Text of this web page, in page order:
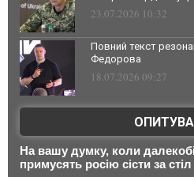
23.07.2026 10:32
Повний текст
Федорова
18.07.2026 09:27
На вашу думку, коли
примусять росію сісти за